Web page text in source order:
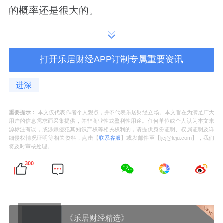
的概率还是很大的。
而对于招商蛇口来说，通州是绝对的重仓区
域。
揽阅等一系列住宅产品，在2025年市场整体承
压的背景下，这三个项目累计网签量近1400
套。
曾经有一个非常直观的数据：在通州，每网签
州的品牌号召力和对购房者的吸引力。
打开乐居财经APP订制专属重要资讯
进深
重要提示： 本文仅代表作者个人观点，并不代表乐居财经立场。本文旨在为满足广大
用户的信息需求而采集提供，并非商业性或盈利性用途。任何单位或个人认为本文来
源标注有误，或涉嫌侵犯其知识产权等相关权利的，请提供身份证明、权属证明及详
细侵权情况证明等相关资料，点击【联系客服 】或发邮件至【ljcj@leju.com】，我们
将及时审核处理。
300
《乐居财经精选》